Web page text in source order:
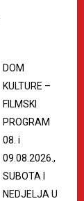
DOM
KULTURE –
FILMSKI
PROGRAM
08. i
09.08.2026.,
SUBOTA I
NEDJELJA U